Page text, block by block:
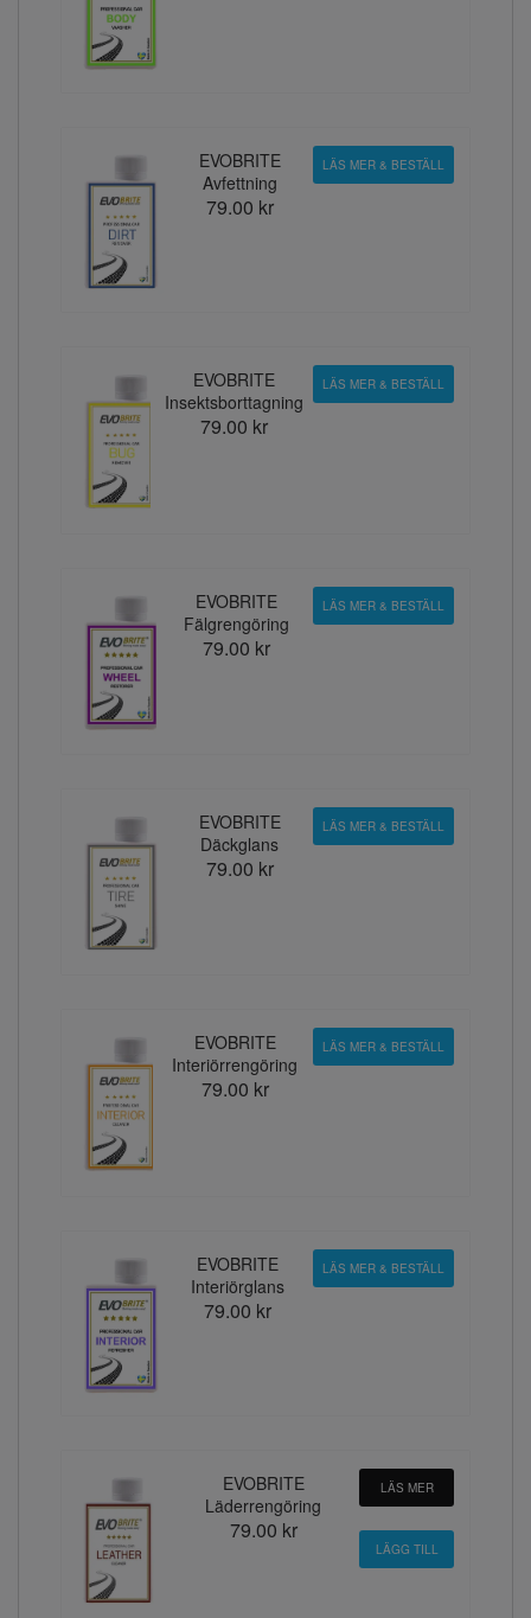
EVOBRITE
Avfettning
79.00 kr
LÄS MER & BESTÄLL
EVOBRITE
Insektsborttagning
79.00 kr
LÄS MER & BESTÄLL
EVOBRITE
Fälgrengöring
79.00 kr
LÄS MER & BESTÄLL
EVOBRITE
Däckglans
79.00 kr
LÄS MER & BESTÄLL
EVOBRITE
Interiörrengöring
79.00 kr
LÄS MER & BESTÄLL
EVOBRITE
Interiörglans
79.00 kr
LÄS MER & BESTÄLL
EVOBRITE
Läderrengöring
79.00 kr
LÄS MER